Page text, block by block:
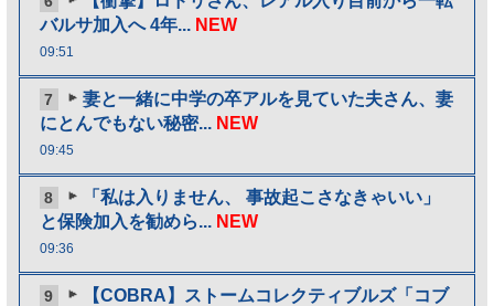
バルサ加入へ 4年... NEW
09:51
7
妻と一緒に中学の卒アルを見ていた夫さん、妻
にとんでもない秘密... NEW
09:45
8
「私は入りません、 事故起こさなきゃいい」
と保険加入を勧めら... NEW
09:36
9
【COBRA】ストームコレクティブルズ「コブ